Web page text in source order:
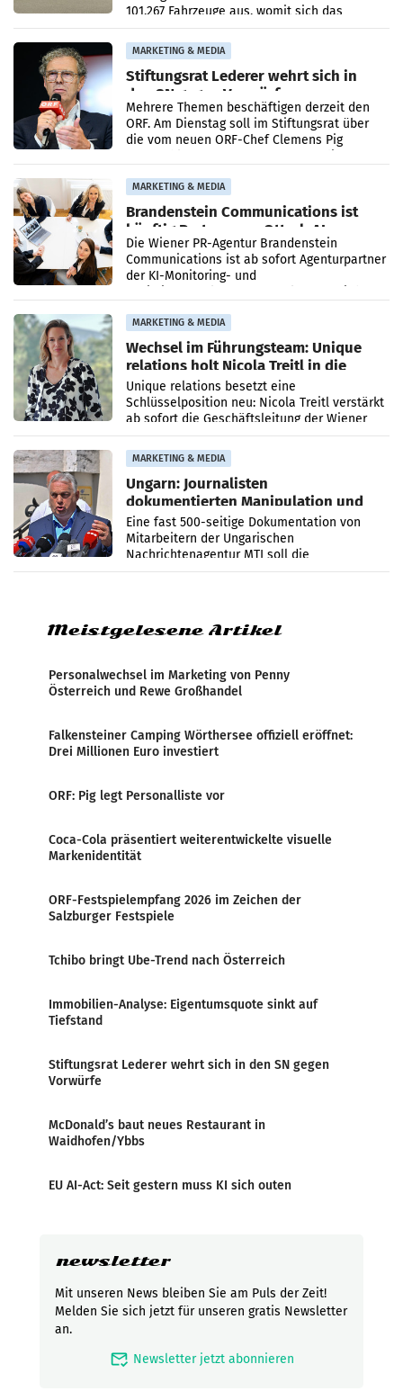
101.267 Fahrzeuge aus, womit sich das
Ergebnis gegenüber Juli 2025 mehr als
verdoppelte (+102
MARKETING & MEDIA
Stiftungsrat Lederer wehrt sich in
den SN gegen Vorwürfe
Mehrere Themen beschäftigen derzeit den
ORF. Am Dienstag soll im Stiftungsrat über
die vom neuen ORF-Chef Clemens Pig
MARKETING & MEDIA
Brandenstein Communications ist
künftig Partner von OtterlyAI
Die Wiener PR-Agentur Brandenstein
Communications ist ab sofort Agenturpartner
der KI-Monitoring- und
MARKETING & MEDIA
Wechsel im Führungsteam: Unique
relations holt Nicola Treitl in die
Geschäftsleitung
Unique relations besetzt eine
Schlüsselposition neu: Nicola Treitl verstärkt
ab sofort die Geschäftsleitung der Wiener
PR-Agentur an der Seite von Josef Kalina und
Anna Kalina-Mahr.
MARKETING & MEDIA
Ungarn: Journalisten
dokumentierten Manipulation und
Zensur
Eine fast 500-seitige Dokumentation von
Mitarbeitern der Ungarischen
Nachrichtenagentur MTI soll die
systematische Nachrichten-Manipulation und
Meistgelesene Artikel
Personalwechsel im Marketing von Penny
Österreich und Rewe Großhandel
Falkensteiner Camping Wörthersee offiziell eröffnet:
Drei Millionen Euro investiert
ORF: Pig legt Personalliste vor
Coca-Cola präsentiert weiterentwickelte visuelle
Markenidentität
ORF-Festspielempfang 2026 im Zeichen der
Salzburger Festspiele
Tchibo bringt Ube-Trend nach Österreich
Immobilien-Analyse: Eigentumsquote sinkt auf
Tiefstand
Stiftungsrat Lederer wehrt sich in den SN gegen
Vorwürfe
McDonald’s baut neues Restaurant in
Waidhofen/Ybbs
EU AI-Act: Seit gestern muss KI sich outen
newsletter
Mit unseren News bleiben Sie am Puls der Zeit!
Melden Sie sich jetzt für unseren gratis Newsletter
an.
mark_email_read Newsletter jetzt abonnieren